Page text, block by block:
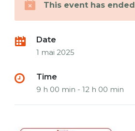
This event has ended
Date
1 mai 2025
Time
9 h 00 min - 12 h 00 min